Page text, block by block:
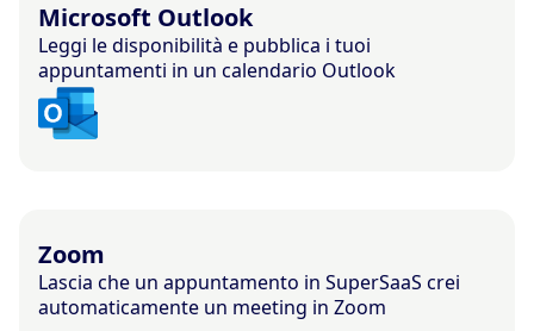
Microsoft Outlook
Leggi le disponibilità e pubblica i tuoi
appuntamenti in un calendario Outlook
Zoom
Lascia che un appuntamento in SuperSaaS crei
automaticamente un meeting in Zoom